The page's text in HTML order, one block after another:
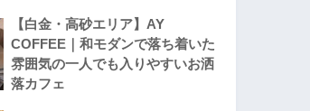
【白金・高砂エリア】AY
COFFEE｜和モダンで落ち着いた
雰囲気の一人でも入りやすいお洒
落カフェ